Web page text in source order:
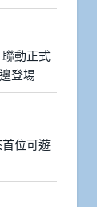
動正式
登場
位可遊